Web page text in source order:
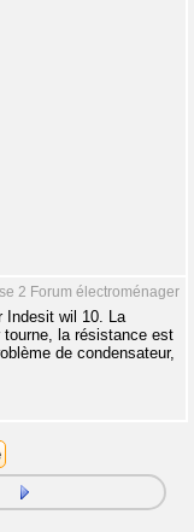
2 Forum électroménager
Indesit wil 10. La
la résistance est
de condensateur,